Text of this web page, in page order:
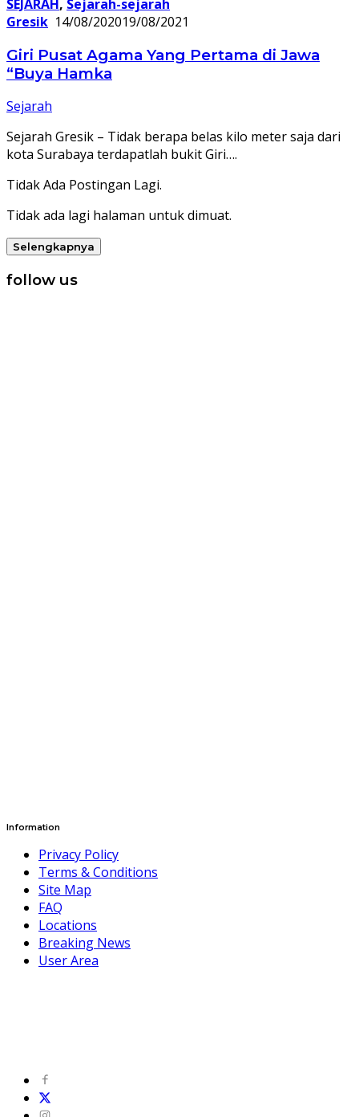
SEJARAH , Sejarah-sejarah
Gresik 14/08/202019/08/2021
Giri Pusat Agama Yang Pertama di Jawa
“Buya Hamka
Sejarah
Sejarah Gresik – Tidak berapa belas kilo meter saja dari
kota Surabaya terdapatlah bukit Giri….
Tidak Ada Postingan Lagi.
Tidak ada lagi halaman untuk dimuat.
Selengkapnya
follow us
Information
Privacy Policy
Terms & Conditions
Site Map
FAQ
Locations
Breaking News
User Area